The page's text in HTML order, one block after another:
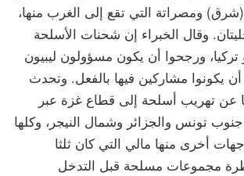
(شرق) ومصراتة التي تقع إلى الغرب منها،
وقال الخبراء إن شحنات الأسلحة
تركيا، ورجحوا أن يكون مسؤولون ليبيون
يكونوا مشاركين فيها بالفعل. وتحدث
عن تهريب أسلحة إلى قطاع غزة عبر
تونس والجزائر وشمال النيجر، وكلها
أخرى منها مالي التي كان ثلثا
مجموعات مسلحة قبل التدخل